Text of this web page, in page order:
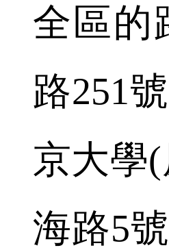
全區的
路251
京大學
海路5